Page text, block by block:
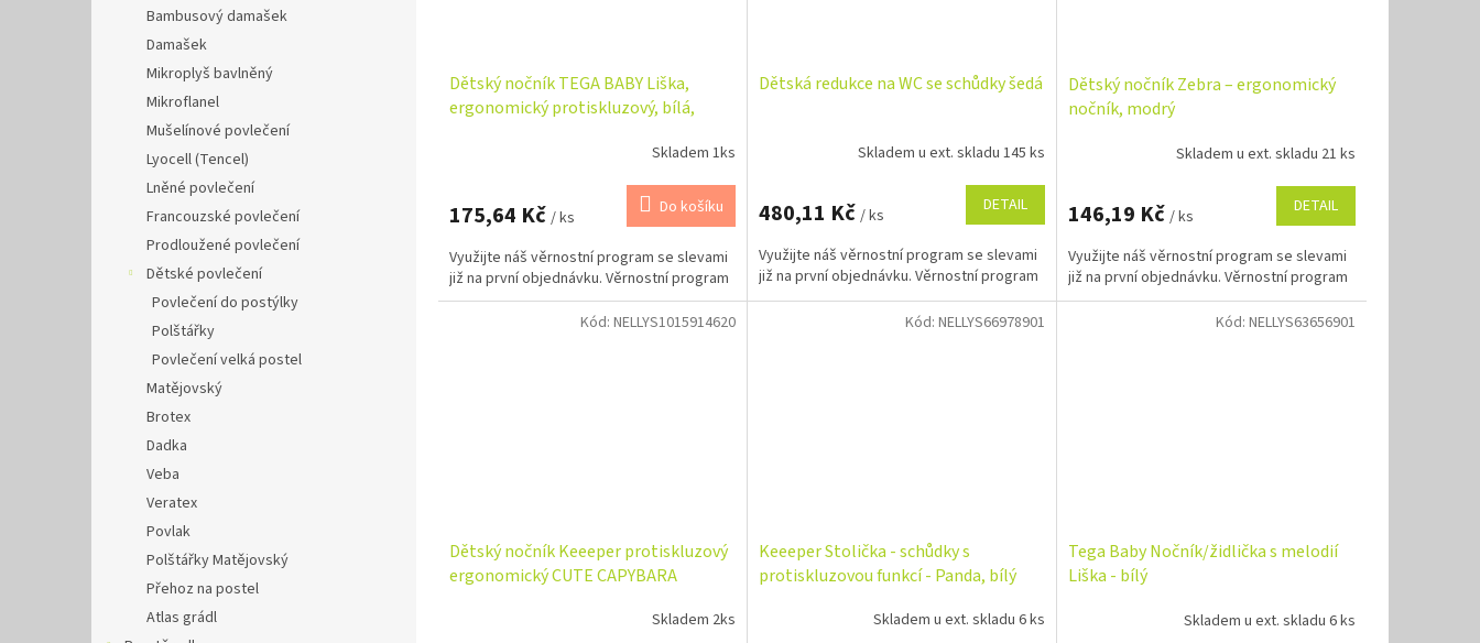
Bambusový damašek
Damašek
Mikroplyš bavlněný
Mikroflanel
Mušelínové povlečení
Lyocell (Tencel)
Lněné povlečení
Francouzské povlečení
Prodloužené povlečení
Dětské povlečení
Povlečení do postýlky
Polštářky
Povlečení velká postel
Matějovský
Brotex
Dadka
Veba
Veratex
Povlak
Polštářky Matějovský
Přehoz na postel
Atlas grádl
Dětský nočník TEGA BABY Liška,
ergonomický protiskluzový, bílá,
Skladem 1ks
175,64 Kč / ks Do košíku
Využijte náš věrnostní program se slevami
již na první objednávku. Věrnostní program
Dětská redukce na WC se schůdky šedá
Skladem u ext. skladu 145 ks
480,11 Kč / ks DETAIL
Využijte náš věrnostní program se slevami
již na první objednávku. Věrnostní program
Dětský nočník Zebra – ergonomický
nočník, modrý
Skladem u ext. skladu 21 ks
146,19 Kč / ks DETAIL
Využijte náš věrnostní program se slevami
již na první objednávku. Věrnostní program
Dětský nočník Keeeper protiskluzový
ergonomický CUTE CAPYBARA
Skladem 2ks
Kód: NELLYS1015914620
Keeeper Stolička - schůdky s
protiskluzovou funkcí - Panda, bílý
Skladem u ext. skladu 6 ks
Kód: NELLYS66978901
Tega Baby Nočník/židlička s melodií
Liška - bílý
Skladem u ext. skladu 6 ks
Kód: NELLYS63656901